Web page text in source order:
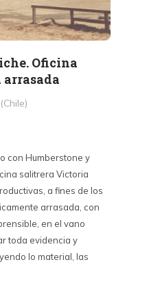
Oficina
con Humberstone y
salitrera Victoria
a fines de los
arrasada, con
en el vano
toda evidencia y
lo material, las